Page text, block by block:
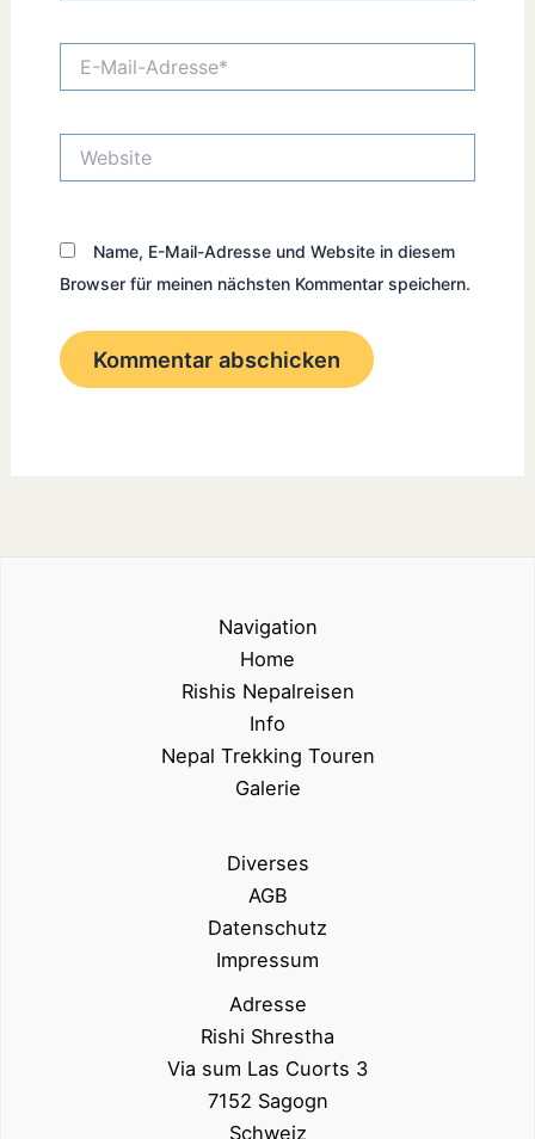
Mail-
Name, E-Mail-Adresse und Website in diesem
Browser für meinen nächsten Kommentar speichern.
Navigation
Home
Rishis Nepalreisen
Info
Nepal Trekking Touren
Galerie
Diverses
AGB
Datenschutz
Impressum
Adresse
Rishi Shrestha
Via sum Las Cuorts 3
7152 Sagogn
Schweiz